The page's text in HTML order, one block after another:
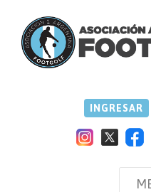
INGRESAR